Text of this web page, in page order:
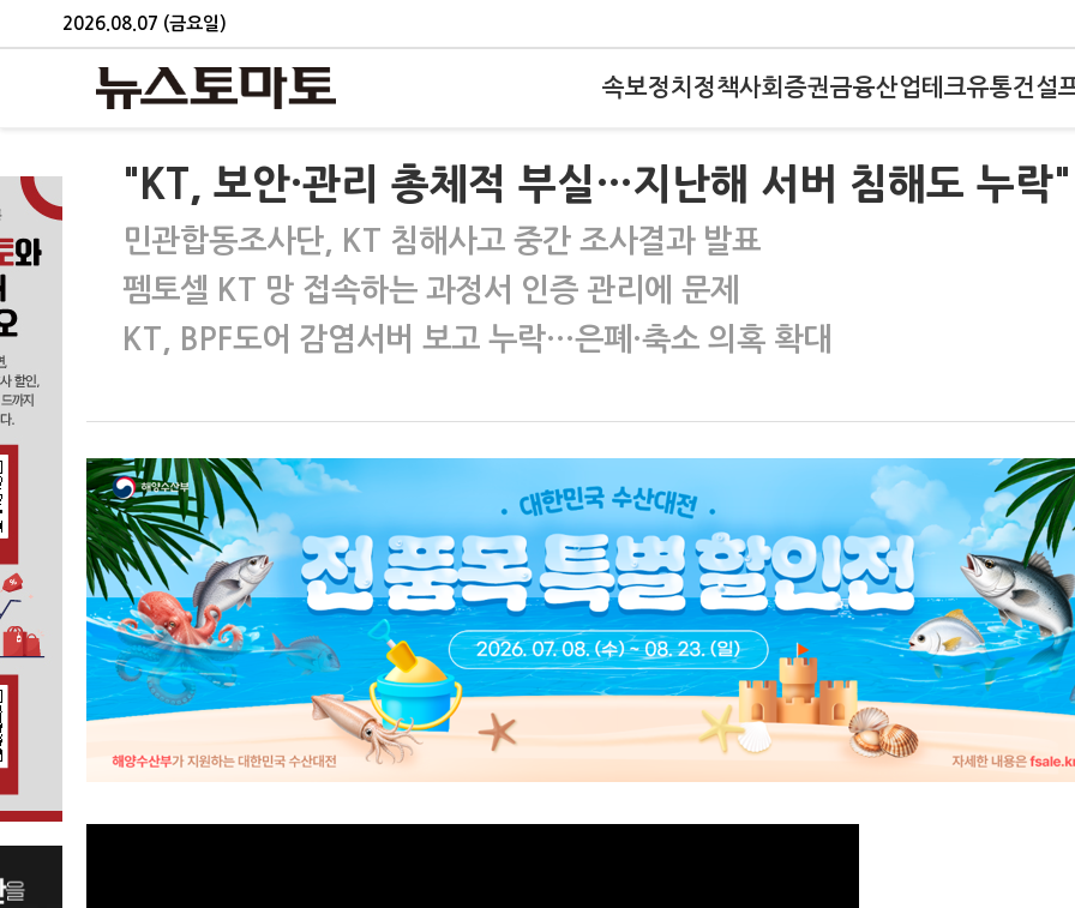
2026.08.07 (금요일)
속보정치 정책사회 증권금융산업테크유통건설
"KT, 보안·관리 총체적 부실…지난해 서버 침해도 누락"
민관합동조사단, KT 침해사고 중간 조사결과 발표
펨토셀 KT 망 접속하는 과정서 인증 관리에 문제
KT, BPF도어 감염서버 보고 누락…은폐·축소 의혹 확대